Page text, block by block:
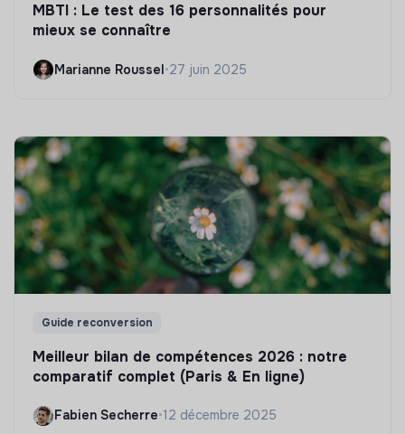
MBTI : Le test des 16 personnalités pour
mieux se connaître
Marianne Roussel•27 juin 2025
Guide reconversion
Meilleur bilan de compétences 2026 : notre
comparatif complet (Paris & En ligne)
Fabien Secherre•12 décembre 2025